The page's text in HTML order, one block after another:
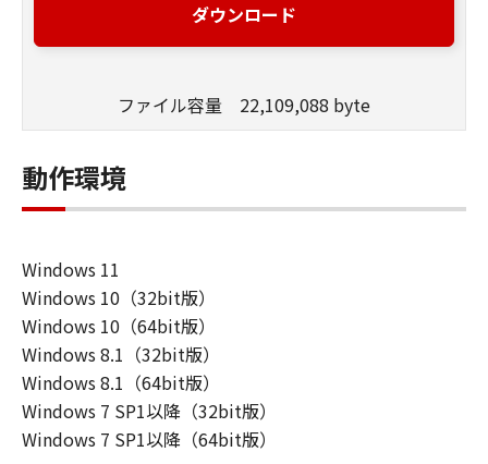
とは、「許諾ソフトウエア」をコンピュー
タの記憶媒体上にインストールすること、
と、アクセスすること、読み出すこと、も
しくは実行することのいずれも含むものと
します）することができます。お客様はま
た、お客様が「プリンタ」を使用すること
に、本契約の条件の下で、「許諾ソフトウ
エア」を使用させることができます。その
場合、お客様には、かかる「指定ユーザ」
を本契約の条件に従わせることにつき、す
べての責任を負っていただくものとしま
す。 (2) お客様は、再使用許諾、譲渡、頒
布、貸与その他の方法により、第三者に
ダウンロード
ファイル容量 22,109,088 byte
動作環境
Windows 11
Windows 10（32bit版）
Windows 10（64bit版）
Windows 8.1（32bit版）
Windows 8.1（64bit版）
Windows 7 SP1以降（32bit版）
Windows 7 SP1以降（64bit版）